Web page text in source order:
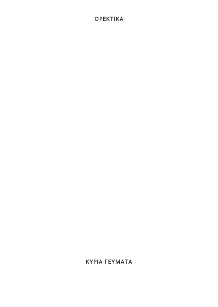
ΟΡΕΚΤΙΚΑ
ΚΥΡΙΑ ΓΕΥΜΑΤΑ